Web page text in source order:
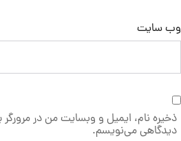
وب‌ سایت
ذخیره نام، ایمیل و وبسایت من در مرورگر
دیدگاهی می‌نویسم.